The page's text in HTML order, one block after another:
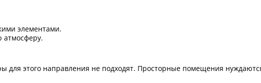
элементами.
атмосферу.
для этого направления не подходят. Просторные помещения